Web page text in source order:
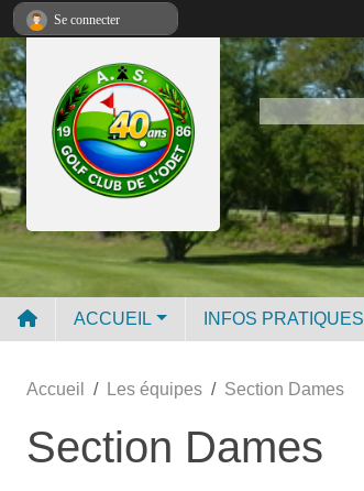
ACCUEIL INFOS PRATIQUES
Accueil Les équipes Section Dames
Section Dames
Se connecter
Panneau de gestion des cookies